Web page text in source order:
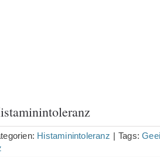
Histaminintoleranz | Tags: